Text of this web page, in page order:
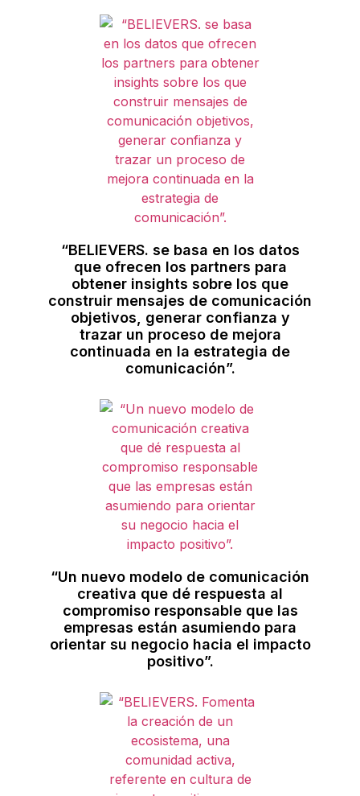
“BELIEVERS. se basa en los datos
que ofrecen los partners para
obtener insights sobre los que
construir mensajes de comunicación
objetivos, generar confianza y
trazar un proceso de mejora
continuada en la estrategia de
comunicación”.
“Un nuevo modelo de comunicación
creativa que dé respuesta al
compromiso responsable que las
empresas están asumiendo para
orientar su negocio hacia el impacto
positivo”.